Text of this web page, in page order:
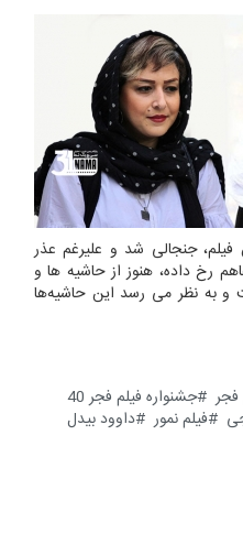
جنجالی شد و علیرغم عذر
رخ داده، هنوز از حاشیه ها و
و به نظر می رسد این حاشیه‌ها
فجر
جشنواره فیلم فجر 40
فیلم نمور
داوود بیدل